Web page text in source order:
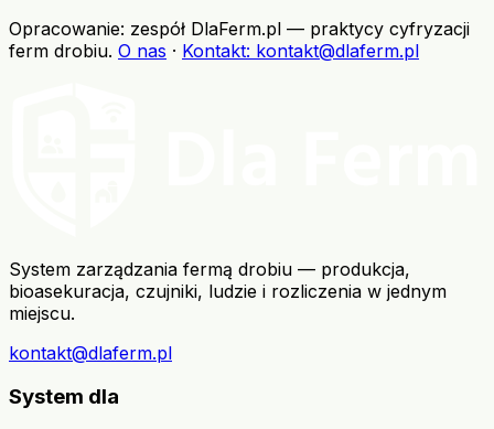
Opracowanie: zespół DlaFerm.pl — praktycy cyfryzacji
ferm drobiu. O nas · Kontakt: kontakt@dlaferm.pl
System zarządzania fermą drobiu — produkcja,
bioasekuracja, czujniki, ludzie i rozliczenia w jednym
miejscu.
kontakt@dlaferm.pl
System dla